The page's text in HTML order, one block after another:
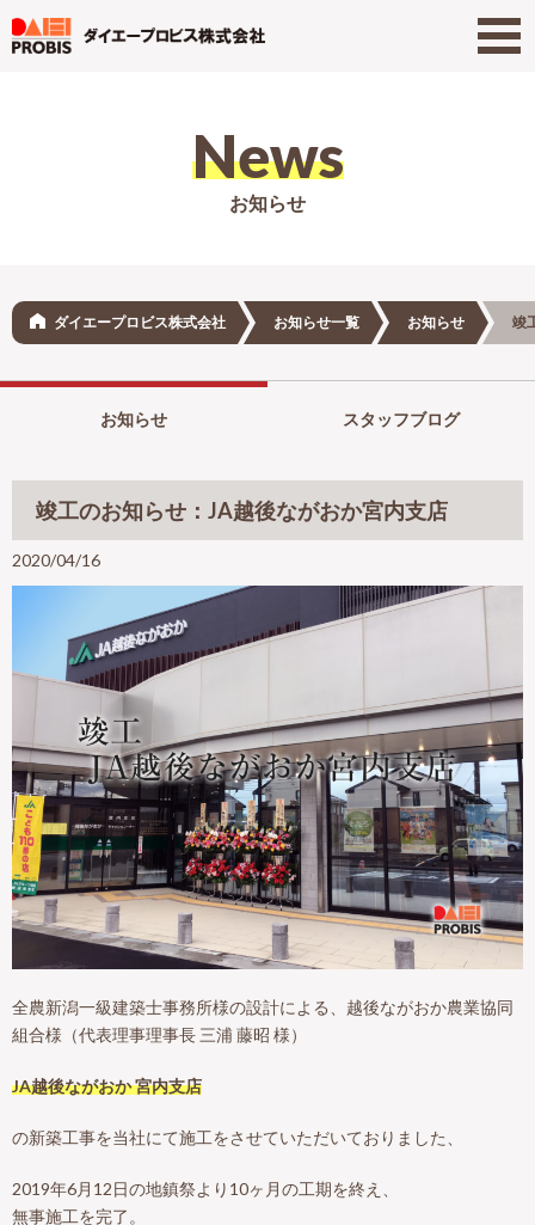
News
お知らせ
ダイエープロビス株式会社 お知らせ一覧 お知らせ 竣
お知らせ スタッフブログ
竣工のお知らせ：JA越後ながおか宮内支店
2020/04/16
全農新潟一級建築士事務所様の設計による、越後ながおか農業協同
組合様（代表理事理事長 三浦 藤昭 様）
JA越後ながおか 宮内支店
の新築工事を当社にて施工をさせていただいておりました、
2019年6月12日の地鎮祭より10ヶ月の工期を終え、
無事施工を完了。